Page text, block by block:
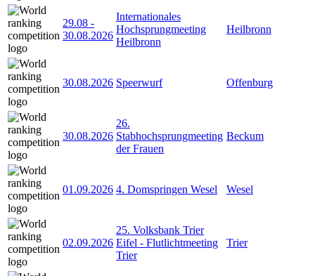
29.08 -
30.08.2026
Internationales
Hochsprungmeeting
Heilbronn
Heilbronn
30.08.2026 Speerwurf Offenburg
30.08.2026
26.
Stabhochsprungmeeting
der Frauen
Beckum
01.09.2026 4. Domspringen Wesel Wesel
02.09.2026
25. Volksbank Trier
Eifel - Flutlichtmeeting
Trier
Trier